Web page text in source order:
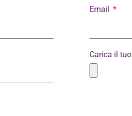
Email
Carica il